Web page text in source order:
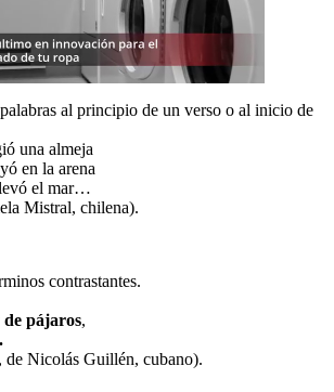
al principio de un verso o al inicio de
una almeja
en la arena
el mar…
Mistral, chilena).
contrastantes.
de pájaros,
Nicolás Guillén, cubano).